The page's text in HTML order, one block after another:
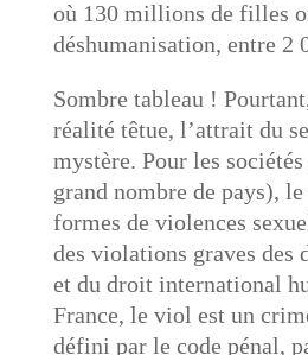
où 130 millions de filles
déshumanisation, entre 2
Sombre tableau !
réalité têtue, l’attrait du
mystère. Pour les
grand nombre de pays),
formes de violences
des violations graves des
et du droit international
France, le viol est un
défini par le code pénal,